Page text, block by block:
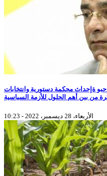
ةإحداث محكمة دستورية وانتخابات
الأربعاء، 28 ديسمبر، 2022 - 10:23